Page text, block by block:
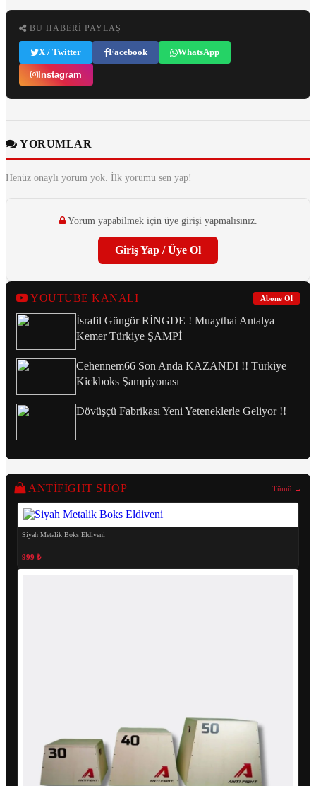
BU HABERI PAYLAŞ
X / Twitter Facebook WhatsApp
Instagram
YORUMLAR
Henüz onaylı yorum yok. İlk yorumu sen yap!
Yorum yapabilmek için üye girişi yapmalısınız.
Giriş Yap / Üye Ol
YOUTUBE KANALI Abone Ol
İsrafil Güngör RİNGDE ! Muaythai Antalya
Kemer Türkiye ŞAMPİ
Cehennem66 Son Anda KAZANDI !! Türkiye
Kickboks Şampiyonası
Dövüşçü Fabrikası Yeni Yeteneklerle Geliyor !!
ANTIFIGHT SHOP Tümü →
Siyah Metalik Boks Eldiveni
999 ₺